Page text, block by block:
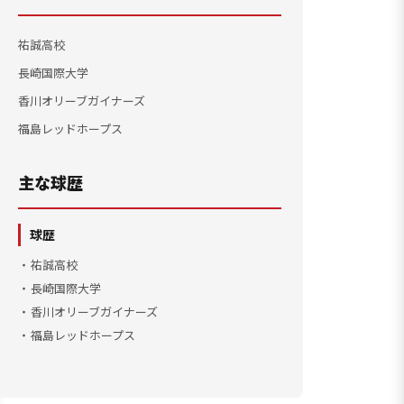
祐誠高校
長崎国際大学
香川オリーブガイナーズ
福島レッドホープス
主な球歴
球歴
祐誠高校
長崎国際大学
香川オリーブガイナーズ
福島レッドホープス